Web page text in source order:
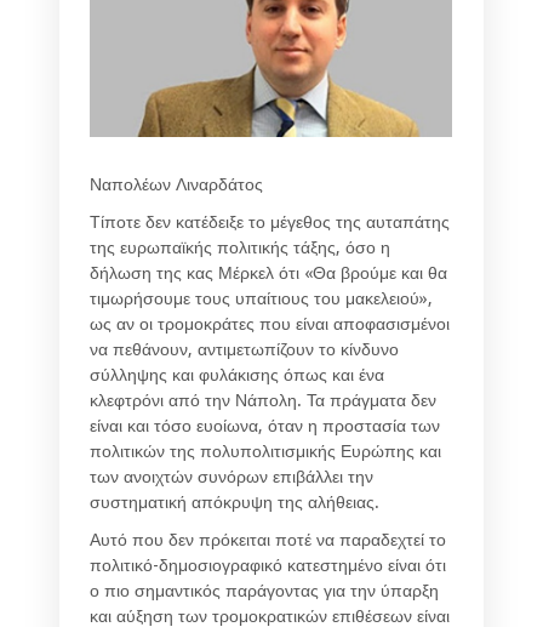
Ναπολέων Λιναρδάτος
Τίποτε δεν κατέδειξε το μέγεθος της αυταπάτης
της ευρωπαϊκής πολιτικής τάξης, όσο η
δήλωση της κας Μέρκελ ότι «Θα βρούμε και θα
τιμωρήσουμε τους υπαίτιους του μακελειού»,
ως αν οι τρομοκράτες που είναι αποφασισμένοι
να πεθάνουν, αντιμετωπίζουν το κίνδυνο
σύλληψης και φυλάκισης όπως και ένα
κλεφτρόνι από την Νάπολη. Τα πράγματα δεν
είναι και τόσο ευοίωνα, όταν η προστασία των
πολιτικών της πολυπολιτισμικής Ευρώπης και
των ανοιχτών συνόρων επιβάλλει την
συστηματική απόκρυψη της αλήθειας.
Αυτό που δεν πρόκειται ποτέ να παραδεχτεί το
πολιτικό-δημοσιογραφικό κατεστημένο είναι ότι
ο πιο σημαντικός παράγοντας για την ύπαρξη
και αύξηση των τρομοκρατικών επιθέσεων είναι